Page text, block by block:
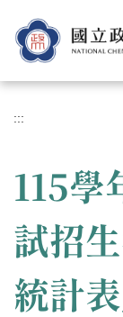
到
主
內
區
:::
115學
試招
統計